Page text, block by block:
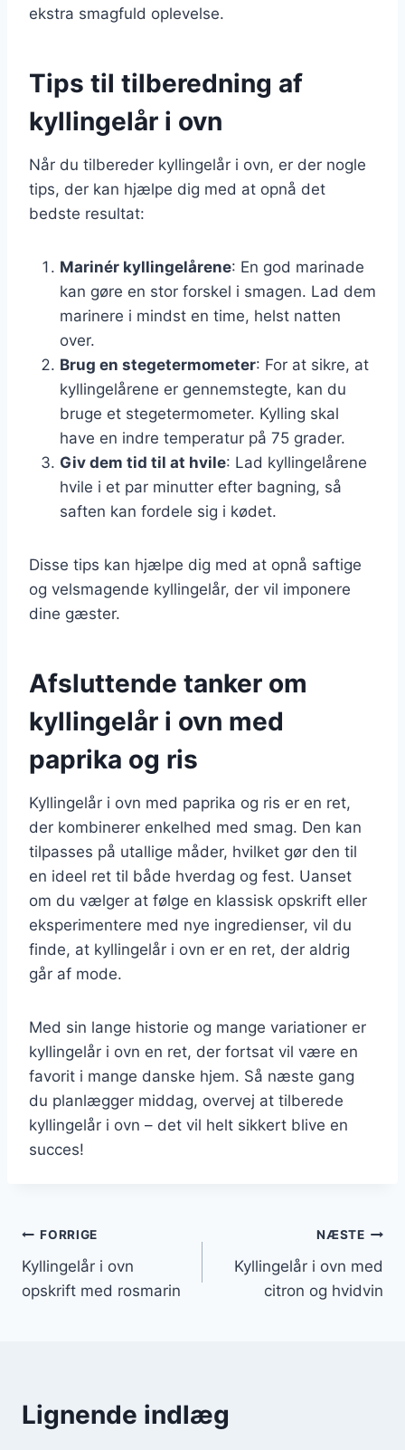
ekstra smagfuld oplevelse.
Tips til tilberedning af
kyllingelår i ovn
Når du tilbereder kyllingelår i ovn, er der nogle
tips, der kan hjælpe dig med at opnå det
bedste resultat:
Marinér kyllingelårene: En god marinade
kan gøre en stor forskel i smagen. Lad dem
marinere i mindst en time, helst natten
over.
Brug en stegetermometer: For at sikre, at
kyllingelårene er gennemstegte, kan du
bruge et stegetermometer. Kylling skal
have en indre temperatur på 75 grader.
Giv dem tid til at hvile: Lad kyllingelårene
hvile i et par minutter efter bagning, så
saften kan fordele sig i kødet.
Disse tips kan hjælpe dig med at opnå saftige
og velsmagende kyllingelår, der vil imponere
dine gæster.
Afsluttende tanker om
kyllingelår i ovn med
paprika og ris
Kyllingelår i ovn med paprika og ris er en ret,
der kombinerer enkelhed med smag. Den kan
tilpasses på utallige måder, hvilket gør den til
en ideel ret til både hverdag og fest. Uanset
om du vælger at følge en klassisk opskrift eller
eksperimentere med nye ingredienser, vil du
finde, at kyllingelår i ovn er en ret, der aldrig
går af mode.
Med sin lange historie og mange variationer er
kyllingelår i ovn en ret, der fortsat vil være en
favorit i mange danske hjem. Så næste gang
du planlægger middag, overvej at tilberede
kyllingelår i ovn – det vil helt sikkert blive en
succes!
Indlægsnavigation
FORRIGE
Kyllingelår i ovn
opskrift med rosmarin
NÆSTE
Kyllingelår i ovn med
citron og hvidvin
Lignende indlæg